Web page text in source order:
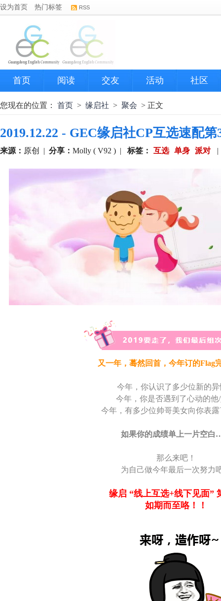
设为首页 热门标签 RSS
首页 阅读 交友 活动 社区
您现在的位置： 首页 > 缘启社 > 聚会 > 正文
2019.12.22 - GEC缘启社CP互选速配
来源： 原创 | 分享： Molly ( V92 ) | 标签： 互选 单身 派对
又一年，蓦然回首，今年订的Flag
今年，你认识了多少位新的
今年，你是否遇到了心动的他
今年，有多少位帅哥美女向你表
如果你的成绩单上一片空
那么来吧！
为自己做今年最后一次努力
缘启 “线上互选+线下见面”
如期而至咯！！